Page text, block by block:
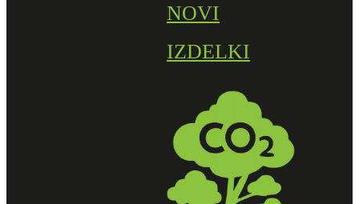
NOVI
IZDELKI